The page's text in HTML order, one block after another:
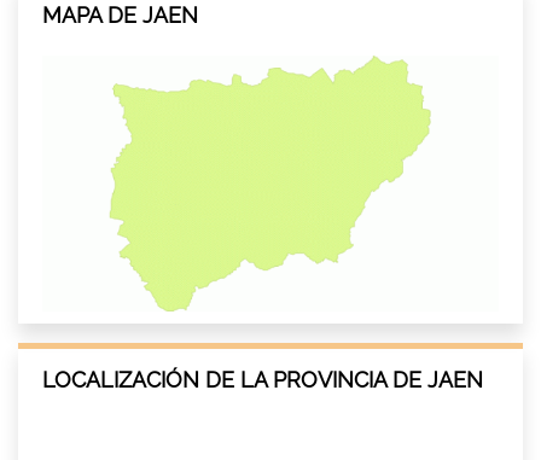
MAPA DE JAEN
LOCALIZACIÓN DE LA PROVINCIA DE JAEN